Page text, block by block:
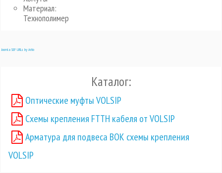
Материал:
Технополимер
Joomla SEF URLs by Artio
Каталог:
Оптические муфты VOLSIP
Схемы крепления FTTH кабеля от VOLSIP
Арматура для подвеса ВОК схемы крепления
VOLSIP